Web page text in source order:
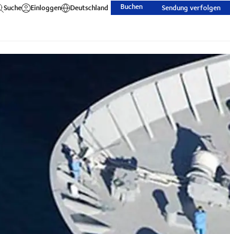
Suche Einloggen Deutschland Buchen Sendung verfolgen